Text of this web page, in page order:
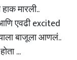
मारली..
एवढी excited
बाजूला आणलं..
...